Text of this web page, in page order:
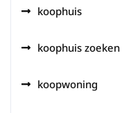
koophuis
koophuis zoeken
koopwoning